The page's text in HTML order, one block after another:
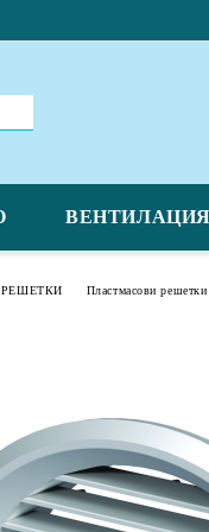
ВЕНТИЛАЦИЯ
Пластмасови решетки